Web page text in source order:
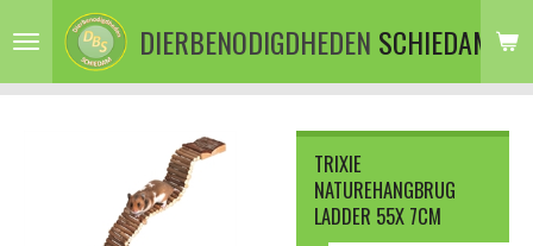
direct
de
DIERBENODIGDHEDEN SCHIEDAM
TRIXIE
NATUREHANGBRUG
LADDER 55X 7CM